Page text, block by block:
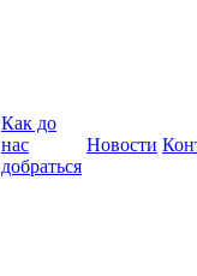
Как до
нас
добраться
Новости